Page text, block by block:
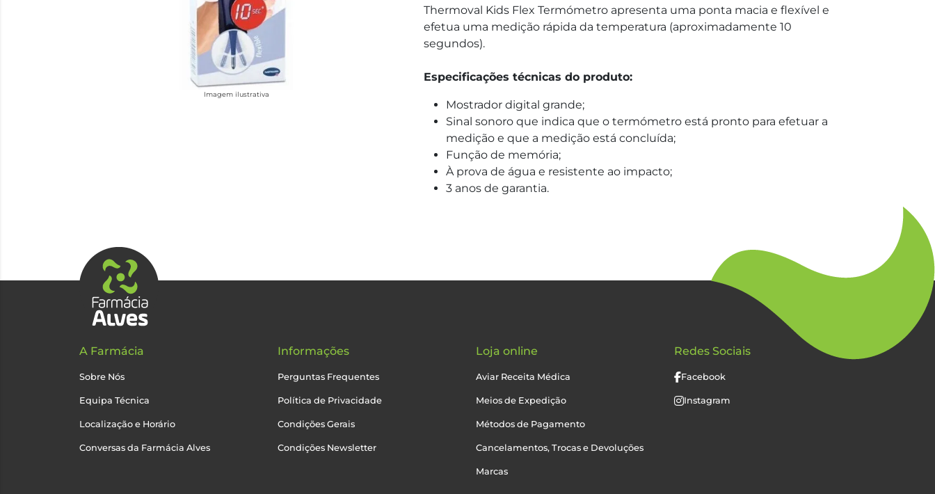
Imagem ilustrativa
Thermoval Kids Flex Termómetro apresenta uma ponta macia e flexível e
efetua uma medição rápida da temperatura (aproximadamente 10
segundos).
Especificações técnicas do produto:
Mostrador digital grande;
Sinal sonoro que indica que o termómetro está pronto para efetuar a
medição e que a medição está concluída;
Função de memória;
À prova de água e resistente ao impacto;
3 anos de garantia.
A Farmácia
Sobre Nós
Equipa Técnica
Localização e Horário
Conversas da Farmácia Alves
Informações
Perguntas Frequentes
Política de Privacidade
Condições Gerais
Condições Newsletter
Loja online
Aviar Receita Médica
Meios de Expedição
Métodos de Pagamento
Cancelamentos, Trocas e Devoluções
Marcas
Redes Sociais
Facebook
Instagram